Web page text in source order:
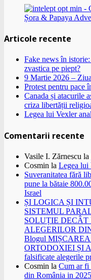
Articole recente
Fake news în
zvastica pe piept?
9 Martie 2026 –
Protest pentru pace
Canada și atacurile
criza libertății
Legea lui Vexler
Comentarii recente
Vasile I. Zărnescu la
Cosmin la Legea lui
Suveranitatea fără
pune la bătaie
Israel
ȘI LOGICA ȘI
SISTEMUL
SOLUȚIE
ALEGERILOR
Blogul
ORTODOXIEI ȘI
falsificate alegerile
Cosmin la Cum ar fi
din România in